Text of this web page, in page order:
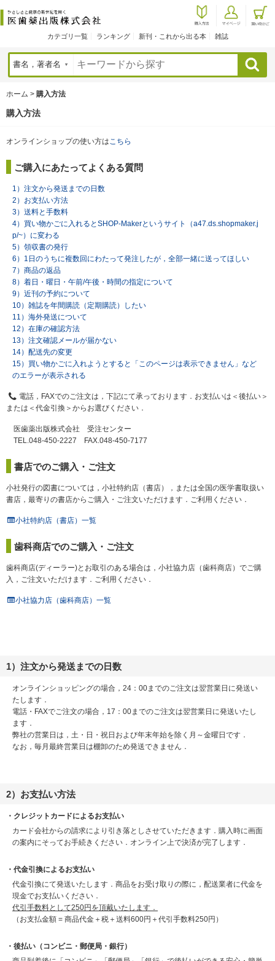
カテゴリ一覧 ランキング 新刊・これから出る本 雑誌
検索
ホーム > 購入方法
購入方法
オンラインショップの使い方はこちら
ご購入にあたってよくある質問
1）注文から発送までの日数
2）お支払い方法
3）送料と手数料
4）買い物かごに入れるとSHOP-Makerというサイト（a47.ds.shopmaker.j
p/~）に変わる
5）領収書の発行
6）1日のうちに複数回にわたって発注したが，全部一緒に送ってほしい
7）商品の返品
8）着日・曜日・午前/午後・時間の指定について
9）近刊の予約について
10）雑誌を年間購読（定期購読）したい
11）海外発送について
12）在庫の確認方法
13）注文確認メールが届かない
14）配送先の変更
15）買い物かごに入れようとすると「このページは表示できません」など
のエラーが表示される
電話，FAXでのご注文は，下記にて承っております．お支払いは＜後払い＞
または＜代金引換＞からお選びください．
医歯薬出版株式会社 受注センター
TEL.048-450-2227 FAX.048-450-7177
書店でのご購入・ご注文
小社発行の図書については，小社特約店（書店），または全国の医学書取扱い
書店，最寄りの書店からご購入・ご注文いただけます．ご利用ください．
小社特約店（書店）一覧
歯科商店でのご購入・ご注文
歯科商店(ディーラー)とお取引のある場合は，小社協力店（歯科商店）でご購
入，ご注文いただけます．ご利用ください．
小社協力店（歯科商店）一覧
1）注文から発送までの日数
オンラインショッピングの場合，24：00までのご注文は翌営業日に発送い
たします．
電話・FAXでご注文の場合，17：00までのご注文は翌営業日に発送いたし
ます．
弊社の営業日は，土・日・祝日および年末年始を除く月～金曜日です．
なお，毎月最終営業日は棚卸のため発送できません．
2）お支払い方法
・クレジットカードによるお支払い
カード会社からの請求により引き落としさせていただきます．購入時に画面
の案内にそってお手続きください．オンライン上で決済が完了します．
・代金引換によるお支払い
代金引換にて発送いたします．商品をお受け取りの際に，配送業者に代金を
現金でお支払いください．
代引手数料として250円を頂戴いたします．
（お支払金額 = 商品代金＋税＋送料600円＋代引手数料250円）
・後払い（コンビニ・郵便局・銀行）